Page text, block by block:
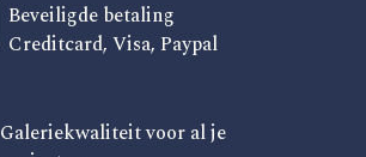
Beveiligde betaling
Creditcard, Visa, Paypal
Galeriekwaliteit voor al je